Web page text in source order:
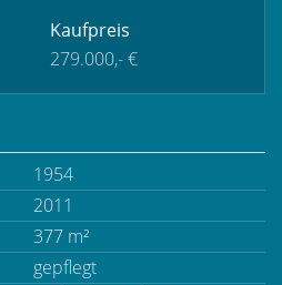
Kaufpreis
279.000,- €
1954
2011
377 m²
gepflegt